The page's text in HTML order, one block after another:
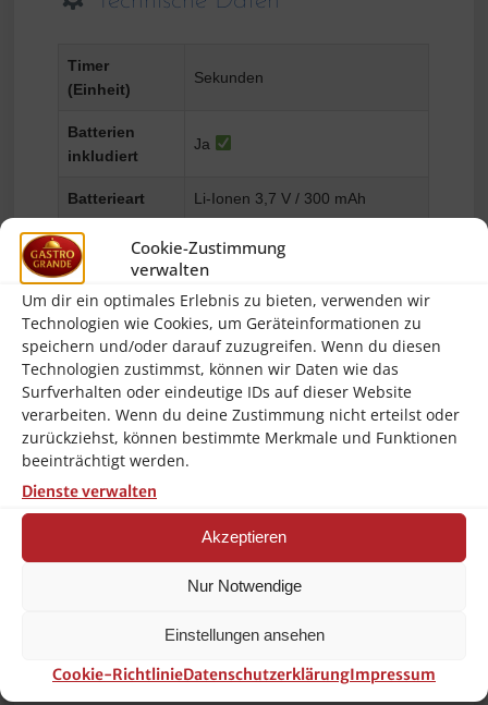
Cookie-Zustimmung
verwalten
Um dir ein optimales Erlebnis zu bieten, verwenden wir
Technologien wie Cookies, um Geräteinformationen zu
speichern und/oder darauf zuzugreifen. Wenn du diesen
Technologien zustimmst, können wir Daten wie das
Surfverhalten oder eindeutige IDs auf dieser Website
verarbeiten. Wenn du deine Zustimmung nicht erteilst oder
zurückziehst, können bestimmte Merkmale und Funktionen
beeinträchtigt werden.
Dienste verwalten
Akzeptieren
Nur Notwendige
Einstellungen ansehen
Cookie-RichtlinieDatenschutzerklärungImpressum
Timer
(Einheit)
Sekunden
Batterien
inkludiert
Ja
Batterieart Li-Ionen 3,7 V / 300 mAh
Anzahl
Batterien
10
Materialien
ABS (Acrylnitril-Butadien-Styrol),
PC (Polykarbonat)
Abmessungen
(LxBxH)
210 × 130 × 40 mm
Bedienfeld Digital
Lieferumfang
1x Controller
1x Ladegerät
Weitere 10 Pager erhältlich